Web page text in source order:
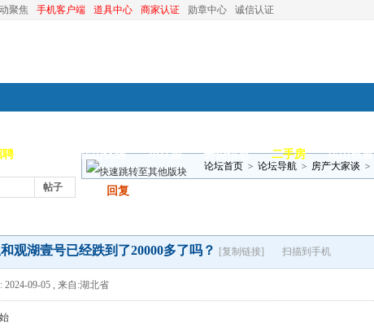
聚焦 手机客户端 道具中心 商家认证 勋章中心 诚信认证
聘 昆山优选 小红娘 分类信息 二手房 昆山视窗
帖子
论坛首页 > 论坛导航 > 房产大家谈 >
回复
观湖壹号已经跌到了20000多了吗？ [复制链接] 扫描到手机
2024-09-05 , 来自:湖北省